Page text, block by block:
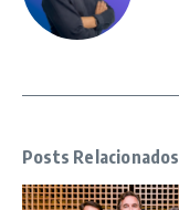
Posts Relacionados